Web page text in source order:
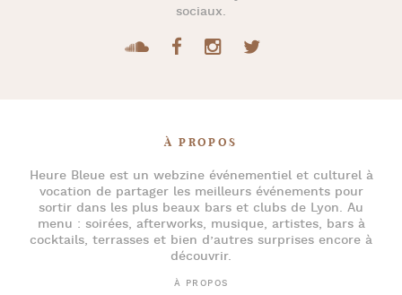
sociaux.
À PROPOS
Heure Bleueest un webzine événementiel et culturel à
vocation de partager les meilleurs événements pour
sortir dans les plus beaux bars et clubs de Lyon. Au
menu : soirées, afterworks, musique, artistes, bars à
cocktails, terrasses et bien d’autres surprises encore à
découvrir.
À PROPOS